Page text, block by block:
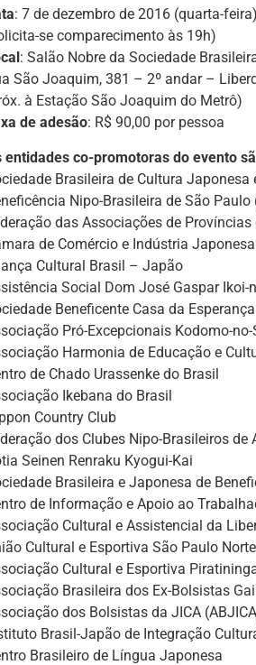
: 7 de dezembro de 2016 (quarta-
se comparecimento às 19h)
: Salão Nobre da Sociedade
São Joaquim, 381 – 2º andar –
à Estação São Joaquim do Metrô)
de adesão: R$ 90,00 por pessoa
entidades co-promotoras do evento
Brasileira de Cultura
Nipo-Brasileira de São Paulo
das Associações de
de Comércio e Indústria
Cultural Brasil – Japão
Social Dom José Gaspar Ikoi-
Beneficente Casa da
Pró-Excepcionais Kodomo-
Harmonia de Educação e
de Chado Urassenke do Brasil
Ikebana do Brasil
Country Club
dos Clubes Nipo-Brasileiros de
Seinen Renraku Kyogui-Kai
Brasileira e Japonesa de
de Informação e Apoio ao
Cultural e Assistencial da
Cultural e Esportiva São Paulo Norte
Cultural e Esportiva
Brasileira dos Ex-Bolsistas
dos Bolsistas da JICA
Brasil-Japão de Integração
Brasileiro de Língua Japonesa